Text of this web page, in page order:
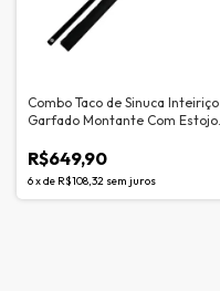
Combo Taco de Sinuca Inteiriço
Garfado Montante Com Estojo
R$649,90
6xde R$108,32 sem juros